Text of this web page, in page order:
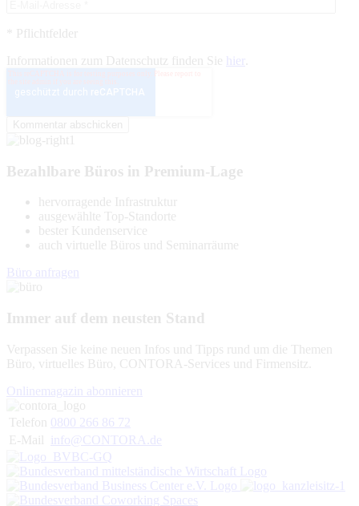
* Pflichtfelder
Informationen zum Datenschutz finden Sie
hier
Bezahlbare Büros in Premium-Lage
hervorragende Infrastruktur
ausgewählte Top-Standorte
bester Kundenservice
auch virtuelle Büros und Seminarräume
Büro anfragen
Immer auf dem neusten Stand
Verpassen Sie keine neuen Infos und Tipps rund um die Themen
Büro, virtuelles Büro, CONTORA-Services und Firmensitz.
Onlinemagazin abonnieren
Telefon
0800 266 86 72
E-Mail
info@CONTORA.de